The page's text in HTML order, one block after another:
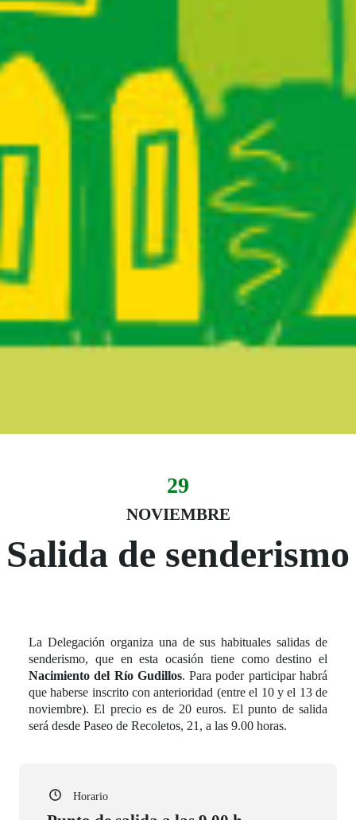
Fecha del evento
29
NOVIEMBRE
29 noviembre
Salida de senderismo
La Delegación organiza una de sus habituales salidas de
senderismo, que en esta ocasión tiene como destino el
Nacimiento del Río Gudillos. Para poder participar habrá
que haberse inscrito con anterioridad (entre el 10 y el 13 de
noviembre). El precio es de 20 euros. El punto de salida
será desde Paseo de Recoletos, 21, a las 9.00 horas.
Horario